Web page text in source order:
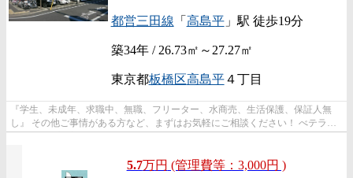
都営三田線 「 高島平」駅 徒歩19分
築34年 / 26.73㎡～27.27㎡
東京都板橋区高島平４丁目
『学生、未成年、求職中、無職、フリーター、水商売、生活保護、保証人無
し』 その他ご事情がある方など、まずはお気軽にご相談ください！ べテラン
5.7万円 (管理費等：3,000円 )